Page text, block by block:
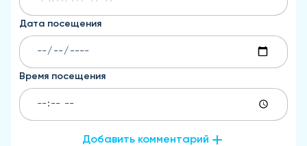
Дата посещения
Время посещения
Добавить комментарий